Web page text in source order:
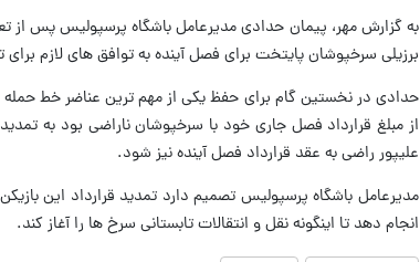
به گزارش مهر، پیمان حدادی مدیرعامل باشگاه پرسپولیس پس از
برزیلی سرخپوشان پایتخت برای فصل آینده به توافق های لازم
حدادی در نخستین گام برای حفظ یکی از مهم ترین عناضر خط حمله
از مبلغ قرارداد فصل جاری خود با سرخپوشان ناراضی بود به
علیپور راضی به عقد قرارداد فصل آینده نیز شود.
مدیرعامل باشگاه پرسپولیس تصمیم دارد تمدید قرارداد این
انجام دهد تا اینگونه نقل و انتقالات تابستانی سرخ ها را آغاز کند.